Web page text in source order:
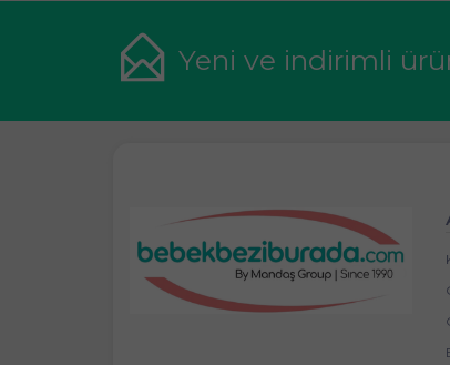
Yeni ve indirimli